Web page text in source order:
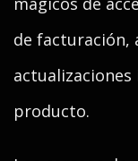
de facturación,
producto.